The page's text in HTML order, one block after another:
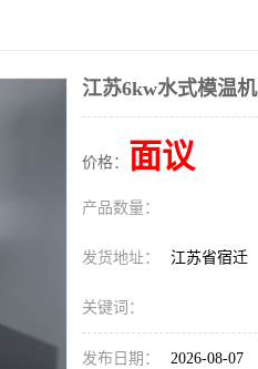
江苏6kw水式模温
价格： 面议
产品数量：
发货地址： 江苏省宿迁
关键词：
发布日期： 2026-08-07